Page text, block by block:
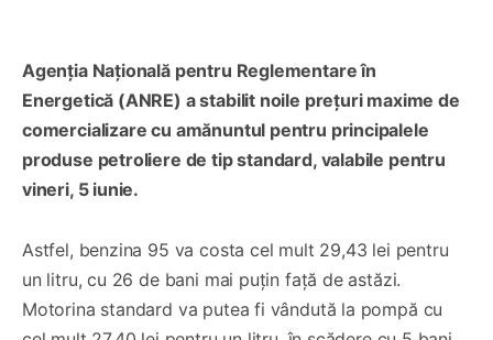
Agenția Națională pentru Reglementare în
Energetică (ANRE) a stabilit noile prețuri maxime de
comercializare cu amănuntul pentru principalele
produse petroliere de tip standard, valabile pentru
vineri, 5 iunie.
Astfel, benzina 95 va costa cel mult 29,43 lei pentru
un litru, cu 26 de bani mai puțin față de astăzi.
Motorina standard va putea fi vândută la pompă cu